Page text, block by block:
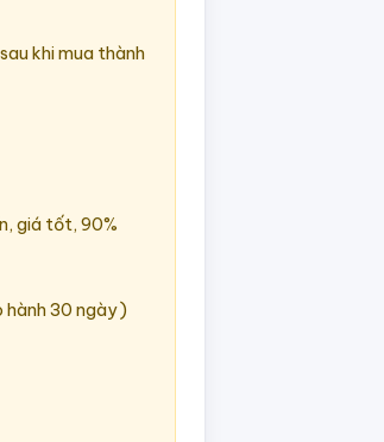
khi mua thành
giá tốt, 90%
hành 30 ngày )